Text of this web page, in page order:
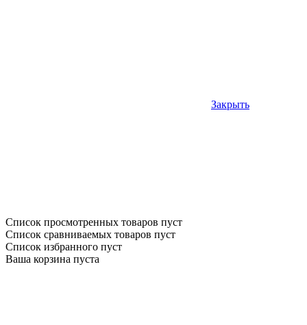
Закрыть
Список просмотренных товаров пуст
Список сравниваемых товаров пуст
Список избранного пуст
Ваша корзина пуста